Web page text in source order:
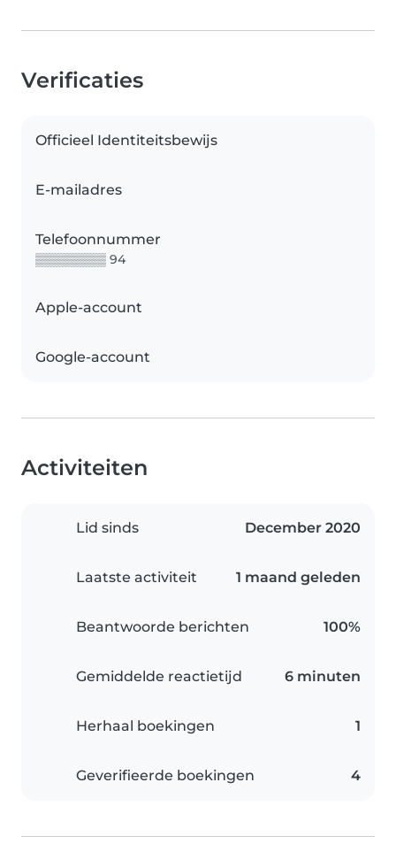
Verificaties
Officieel Identiteitsbewijs
E-mailadres
Telefoonnummer
▒▒▒▒▒▒▒▒ 94
Apple-account
Google-account
Activiteiten
Lid sinds December 2020
Laatste activiteit 1 maand geleden
Beantwoorde berichten 100%
Gemiddelde reactietijd 6 minuten
Herhaal boekingen 1
Geverifieerde boekingen 4